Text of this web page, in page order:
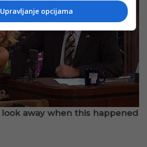
Upravljanje opcijama